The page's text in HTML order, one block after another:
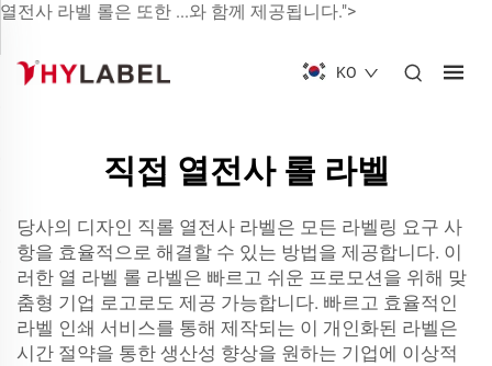
열전사 라벨 롤은 또한 ...와 함께 제공됩니다.">
KO
직접 열전사 롤 라벨
당사의 디자인 직롤 열전사 라벨은 모든 라벨링 요구 사
항을 효율적으로 해결할 수 있는 방법을 제공합니다. 이
러한 열 라벨 롤 라벨은 빠르고 쉬운 프로모션을 위해 맞
춤형 기업 로고로도 제공 가능합니다. 빠르고 효율적인
라벨 인쇄 서비스를 통해 제작되는 이 개인화된 라벨은
시간 절약을 통한 생산성 향상을 원하는 기업에 이상적